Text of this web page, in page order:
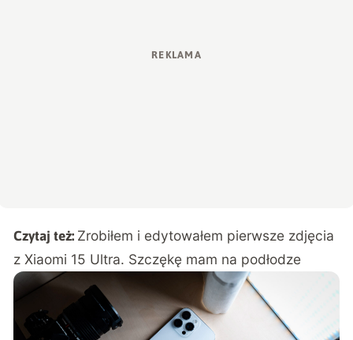
Czytaj też: Zrobiłem i edytowałem pierwsze zdjęcia
z Xiaomi 15 Ultra. Szczękę mam na podłodze